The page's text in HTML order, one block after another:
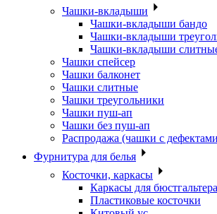
Чашки-вкладыши
Чашки-вкладыши бандо
Чашки-вкладыши
Чашки-вкладыши
Чашки спейсер
Чашки балконет
Чашки слитные
Чашки треугольники
Чашки пуш-ап
Чашки без пуш-ап
Распродажа (чашки с
Фурнитура для белья
Косточки, каркасы
Каркасы для бюстгальтера
Пластиковые косточки